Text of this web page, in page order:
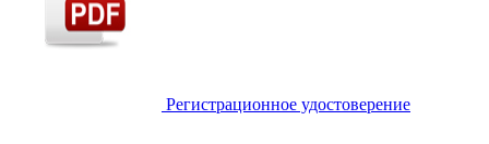
Регистрационное удостоверение